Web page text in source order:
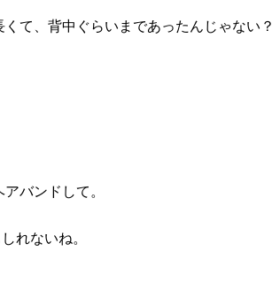
て、背中ぐらいまであったんじゃない？
バンドして。
れないね。